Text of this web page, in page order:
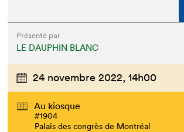
Présenté par
LE DAUPHIN BLANC
24 novembre 2022, 14h00
Au kiosque
#1904
Palais des congrès de Montréal